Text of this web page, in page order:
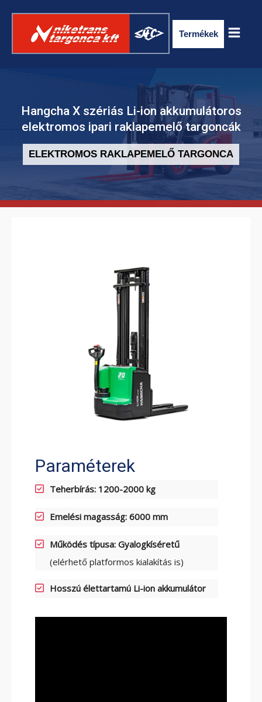
Termékek
ELEKTROMOS RAKLAPSZÁLLÍTÓ
TARGONCA
ELEKTROMOS RAKLAPEMELŐ
TARGONCA
ELEKTROMOS TOLÓOSZLOPOS
TARGONCA
Hangcha X szériás Li-ion akkumulátoros
elektromos ipari raklapemelő targoncák
ELEKTROMOS RAKLAPEMELŐ TARGONCA
Paraméterek
Teherbírás: 1200-2000 kg
Emelési magasság: 6000 mm
Működés típusa: Gyalogkíséretű
(elérhető platformos kialakítás is)
Hosszú élettartamú Li-ion akkumulátor